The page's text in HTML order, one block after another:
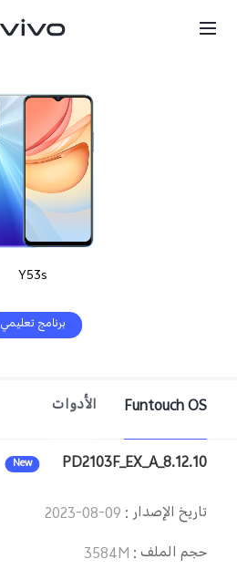
Y53s
برنامج تعليمي
Funtouch OS الأدوات
PD2103F_EX_A_8.12.10
New
تاريخ الإصدار:
2023-08-09
حجم الملف :
3584M